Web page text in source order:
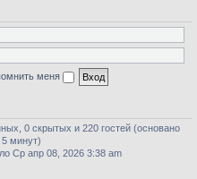
меня
0 скрытых и 220 гостей (основано
5 минут)
Ср апр 08, 2026 3:38 am